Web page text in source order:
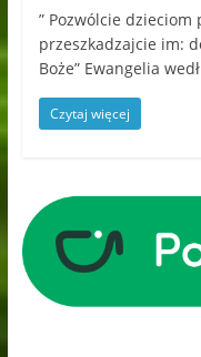
” Pozwólcie
przeszkadzajcie im:
Boże” Ewangelia
Czytaj więcej